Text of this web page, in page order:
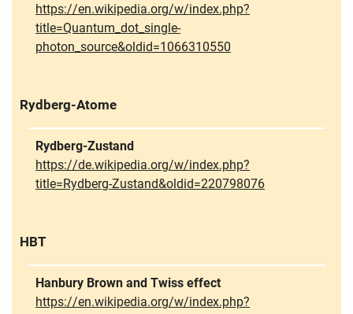
https://en.wikipedia.org/w/index.php?
title=Quantum_dot_single-
photon_source&oldid=1066310550
Rydberg-Atome
Rydberg-Zustand
https://de.wikipedia.org/w/index.php?
title=Rydberg-Zustand&oldid=220798076
HBT
Hanbury Brown and Twiss effect
https://en.wikipedia.org/w/index.php?